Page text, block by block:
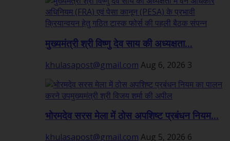
मुख्यमंत्री श्री विष्णु देव साय की अध्यक्षता...
khulasapost@gmail.com Aug 6, 2026 3
भोरमदेव सरस मेला में ठोस अपशिष्ट प्रबंधन नियम...
khulasapost@gmail.com Aug 5, 2026 6